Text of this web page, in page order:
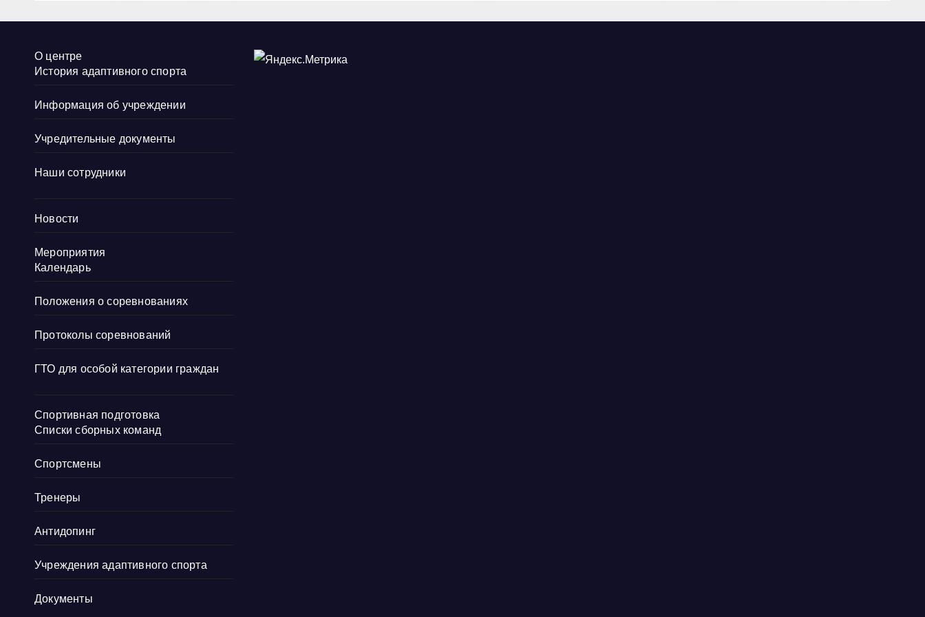
О центре
История адаптивного спорта
Информация об учреждении
Учредительные документы
Наши сотрудники
Новости
Мероприятия
Календарь
Положения о соревнованиях
Протоколы соревнований
ГТО для особой категории граждан
Спортивная подготовка
Списки сборных команд
Спортсмены
Тренеры
Антидопинг
Учреждения адаптивного спорта
Документы